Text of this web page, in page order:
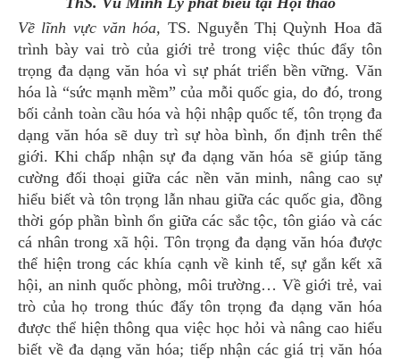
Về lĩnh vực văn hóa, TS. Nguyễn Thị Quỳnh Hoa đã
trình bày vai trò của giới trẻ trong việc thúc đẩy tôn
trọng đa dạng văn hóa vì sự phát triển bền vững. Văn
hóa là “sức mạnh mềm” của mỗi quốc gia, do đó, trong
bối cảnh toàn cầu hóa và hội nhập quốc tế, tôn trọng đa
dạng văn hóa sẽ duy trì sự hòa bình, ổn định trên thế
giới. Khi chấp nhận sự đa dạng văn hóa sẽ giúp tăng
cường đối thoại giữa các nền văn minh, nâng cao sự
hiểu biết và tôn trọng lẫn nhau giữa các quốc gia, đồng
thời góp phần bình ổn giữa các sắc tộc, tôn giáo và các
cá nhân trong xã hội. Tôn trọng đa dạng văn hóa được
thể hiện trong các khía cạnh về kinh tế, sự gắn kết xã
hội, an ninh quốc phòng, môi trường… Về giới trẻ, vai
trò của họ trong thúc đẩy tôn trọng đa dạng văn hóa
được thể hiện thông qua việc học hỏi và nâng cao hiểu
biết về đa dạng văn hóa; tiếp nhận các giá trị văn hóa